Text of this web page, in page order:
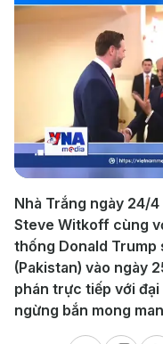
Nhà Trắng ngày 24/
Steve Witkoff cùng
thống Donald Trump
(Pakistan) vào ngày
phán trực tiếp với
ngừng bắn mong